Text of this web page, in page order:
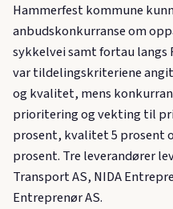
Hammerfest kommune
anbudskonkurranse om
sykkelvei samt fortau langs
var tildelingskriteriene
og kvalitet, mens
prioritering og vekting til
prosent, kvalitet 5 prosent
prosent. Tre leverandører
Transport AS, NIDA
Entreprenør AS.